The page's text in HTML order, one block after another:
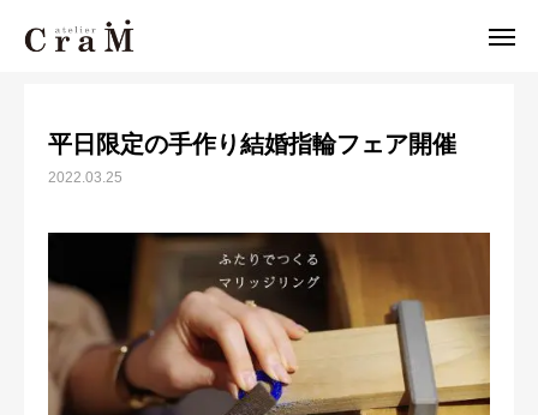
News
平日限定の手作り結婚指輪フェア開催
2022.03.25
来店予約 店舗情報

結婚指輪
婚約指輪
セットリング